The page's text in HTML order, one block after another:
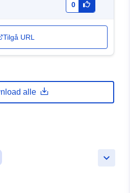
0
Tilgå URL
alle
keyboard_arrow_down